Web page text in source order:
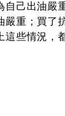
自己出油嚴
重；買了
這些情況，